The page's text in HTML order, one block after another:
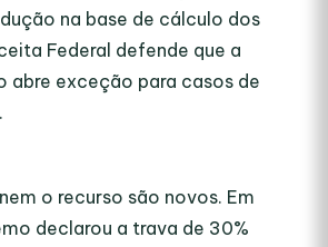
na base de cálculo dos
Federal defende que a
abre exceção para casos de
o recurso são novos. Em
declarou a trava de 30%